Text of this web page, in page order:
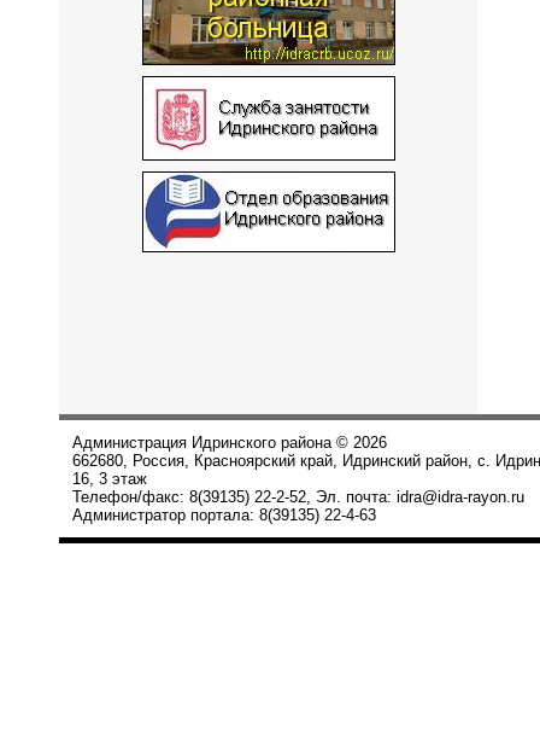
Администрация Идринского района © 2026
662680, Россия, Красноярский край, Идринский район, с.
16, 3 этаж
Телефон/факс: 8(39135) 22-2-52, Эл. почта: idra@idra-rayon.ru
Администратор портала: 8(39135) 22-4-63